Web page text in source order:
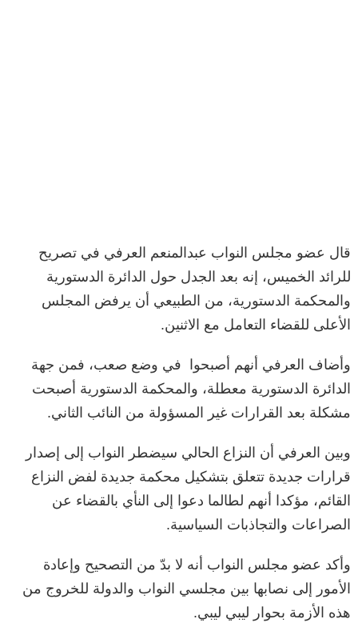
قال عضو مجلس النواب عبدالمنعم العرفي في تصريح
للرائد الخميس، إنه بعد الجدل حول الدائرة الدستورية
والمحكمة الدستورية، من الطبيعي أن يرفض المجلس
الأعلى للقضاء التعامل مع الاثنين.
وأضاف العرفي أنهم أصبحوا في وضع صعب، فمن جهة
الدائرة الدستورية معطلة، والمحكمة الدستورية أصبحت
مشكلة بعد القرارات غير المسؤولة من النائب الثاني.
وبين العرفي أن النزاع الحالي سيضطر النواب إلى إصدار
قرارات جديدة تتعلق بتشكيل محكمة جديدة لفض النزاع
القائم، مؤكدا أنهم لطالما دعوا إلى النأي بالقضاء عن
الصراعات والتجاذبات السياسية.
وأكد عضو مجلس النواب أنه لا بدّ من التصحيح وإعادة
الأمور إلى نصابها بين مجلسي النواب والدولة للخروج من
هذه الأزمة بحوار ليبي ليبي.